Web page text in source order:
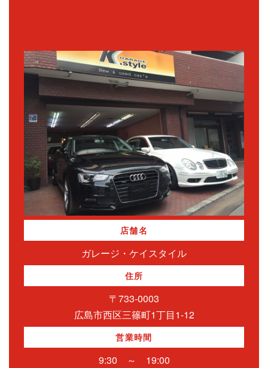
店舗名
ガレージ・ケイスタイル
住所
〒733-0003
広島市西区三篠町1丁目1-12
営業時間
9:30 ～ 19:00